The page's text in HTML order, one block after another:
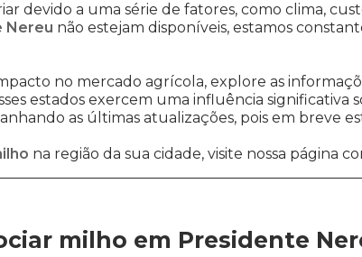
devido a uma série de fatores, como clima,
Nereu não estejam disponíveis, estamos
no mercado agrícola, explore as
estados exercem uma influência significativa
as últimas atualizações, pois em breve
na região da sua cidade, visite nossa página
milho em Presidente